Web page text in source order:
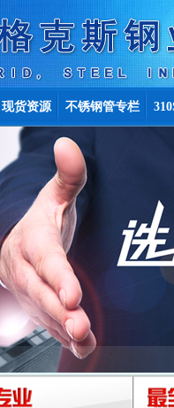
现货资源 不锈钢管专栏